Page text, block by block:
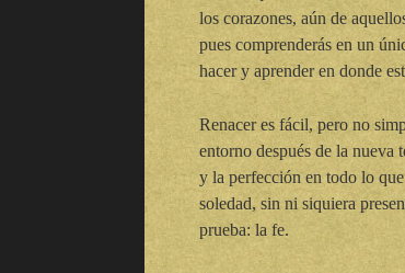
los corazones, aún de
pues comprenderás en un
hacer y aprender en donde
Renacer es fácil, pero no
entorno después de la nueva
y la perfección en todo lo
soledad, sin ni siquiera
prueba: la fe.